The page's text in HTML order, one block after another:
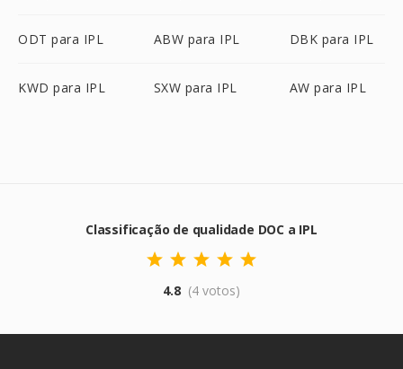
ODT para IPL ABW para IPL DBK para IPL
KWD para IPL SXW para IPL AW para IPL
Classificação de qualidade DOC a IPL
4.8 (4 votos)